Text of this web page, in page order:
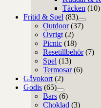
Täcken (10)
Fritid & Spel (83)
Outdoor (37)
Övrigt (2)
Picnic (18)
Resetillbehör (7)
Spel (13)
Termosar (6)
Gåvokort (2)
Godis (65)
Bars (6)
Choklad (3)